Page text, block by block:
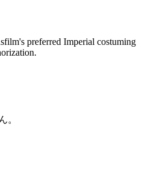
preferred Imperial costuming
。